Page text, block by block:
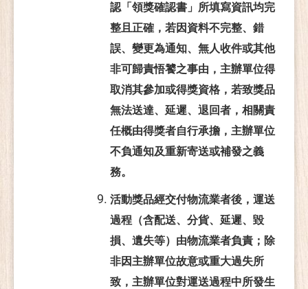
認「領獎確認書」所填寫資訊均完
整且正確，若因資料不完整、錯
誤、變更為通知、無人收件或其他
非可歸責悟饕之事由，主辦單位得
取消其參加或得獎資格，若致獎品
無法送達、延遲、退回者，相關責
任概由得獎者自行承擔，主辦單位
不負通知及重新寄送或補發之義
務。
活動獎品經交付物流業者後，運送
過程（含配送、分貨、延遲、毀
損、遺失等）由物流業者負責；除
非因主辦單位故意或重大過失所
致，主辦單位對運送過程中所發生